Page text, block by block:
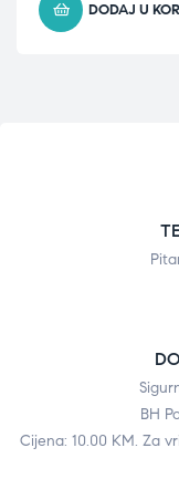
DODAJ U
BH
Cijena: 10.00 KM. Za